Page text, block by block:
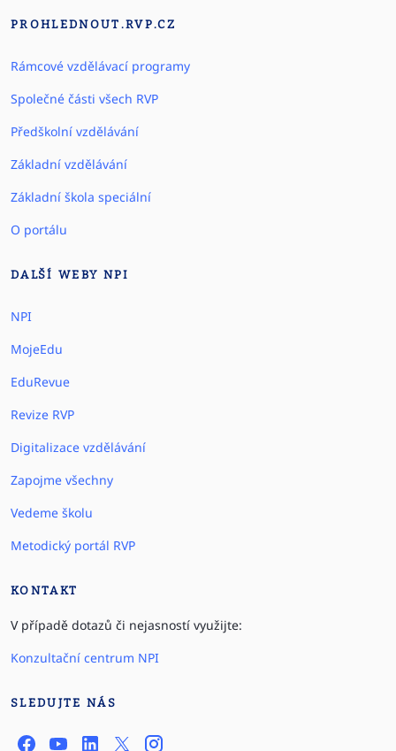
PROHLEDNOUT.RVP.CZ
Rámcové vzdělávací programy
Společné části všech RVP
Předškolní vzdělávání
Základní vzdělávání
Základní škola speciální
O portálu
DALŠÍ WEBY NPI
NPI
MojeEdu
EduRevue
Revize RVP
Digitalizace vzdělávání
Zapojme všechny
Vedeme školu
Metodický portál RVP
KONTAKT
V případě dotazů či nejasností využijte:
Konzultační centrum NPI
SLEDUJTE NÁS